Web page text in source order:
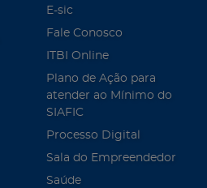
E-sic
Fale Conosco
ITBI Online
Plano de Ação para
atender ao Mínimo do
SIAFIC
Processo Digital
Sala do Empreendedor
Saúde